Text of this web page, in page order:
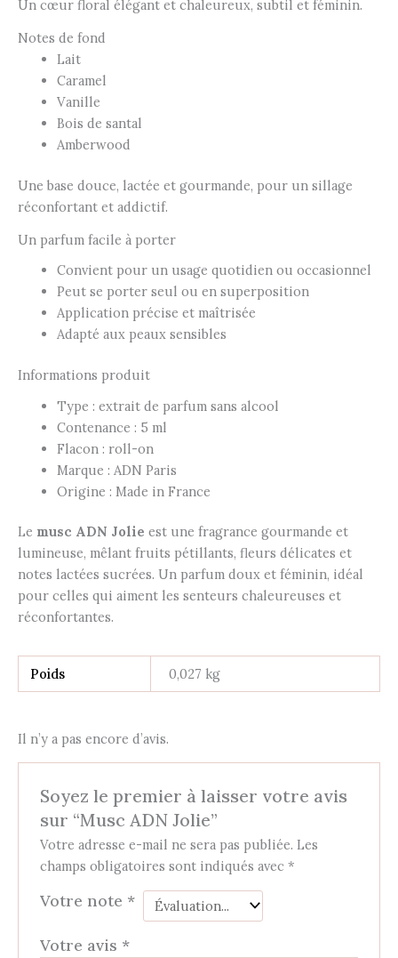
Un cœur floral élégant et chaleureux, subtil et féminin.
Notes de fond
Lait
Caramel
Vanille
Bois de santal
Amberwood
Une base douce, lactée et gourmande, pour un sillage
réconfortant et addictif.
Un parfum facile à porter
Convient pour un usage quotidien ou occasionnel
Peut se porter seul ou en superposition
Application précise et maîtrisée
Adapté aux peaux sensibles
Informations produit
Type : extrait de parfum sans alcool
Contenance : 5 ml
Flacon : roll-on
Marque : ADN Paris
Origine : Made in France
Le musc ADN Jolie est une fragrance gourmande et
lumineuse, mêlant fruits pétillants, fleurs délicates et
notes lactées sucrées. Un parfum doux et féminin, idéal
pour celles qui aiment les senteurs chaleureuses et
réconfortantes.
Poids 0,027 kg
Il n’y a pas encore d’avis.
Soyez le premier à laisser votre avis
sur “Musc ADN Jolie”
Votre adresse e-mail ne sera pas publiée. Les
champs obligatoires sont indiqués avec*
Votre note *
Votre avis *